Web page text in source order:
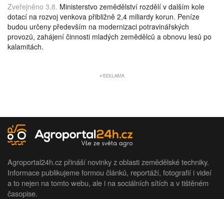
Zveřejněno 3.8. Ministerstvo zemědělství rozdělí v dalším kole
dotací na rozvoj venkova přibližně 2,4 miliardy korun. Peníze
budou určeny především na modernizaci potravinářských
provozů, zahájení činnosti mladých zemědělců a obnovu lesů po
kalamitách.
Agroportal24h.cz přináší novinky z oblasti zemědělské techniky.
Informace publikujeme formou článků, reportáží, fotografií i videí
a to nejen na tomto webu, ale i na sociálních sítích a v tištěném
časopise.